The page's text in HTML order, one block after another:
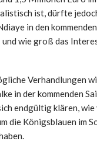
ist, dürfte
in den
wie groß das
Verhandlungen
in der kommenden
endgültig klären, wie
die Königsblauen im